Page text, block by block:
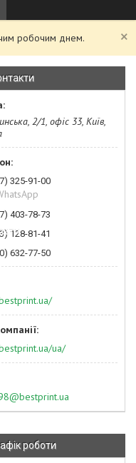
робочим днем.
2/1, офіс 33, Київ,
325-91-00
403-78-73
128-81-41
632-77-50
ua/
роботи